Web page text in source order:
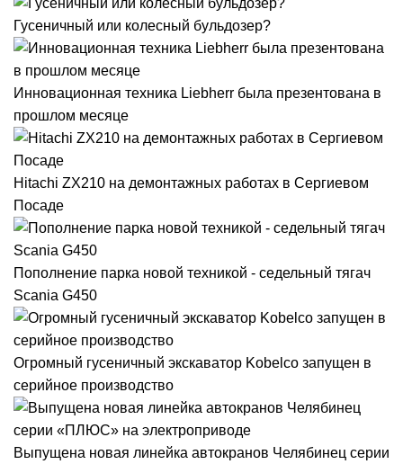
Гусеничный или колесный бульдозер?
Инновационная техника Liebherr была презентована в
прошлом месяце
Hitachi ZX210 на демонтажных работах в Сергиевом
Посаде
Пополнение парка новой техникой - седельный тягач
Scania G450
Огромный гусеничный экскаватор Kobelco запущен в
серийное производство
Выпущена новая линейка автокранов Челябинец серии